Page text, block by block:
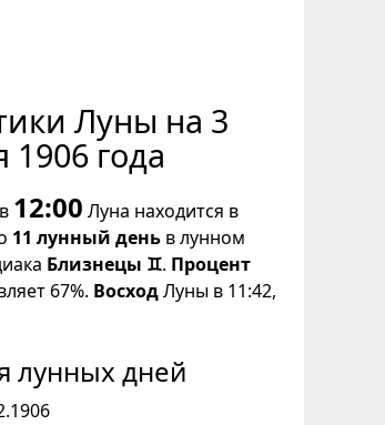
Луны на 3
1906 года
в 12:00 Луна находится в
11 лунный день в лунном
Близнецы ♊. Процент
67%. ВосходЛуны в 11:42,
лунных дней